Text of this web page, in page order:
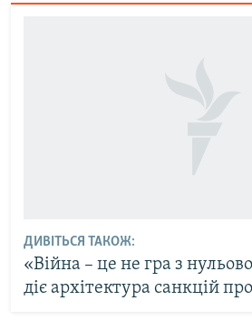
ДИВІТЬСЯ ТАКОЖ:
«Війна – це не гра з
діє архітектура санкцій